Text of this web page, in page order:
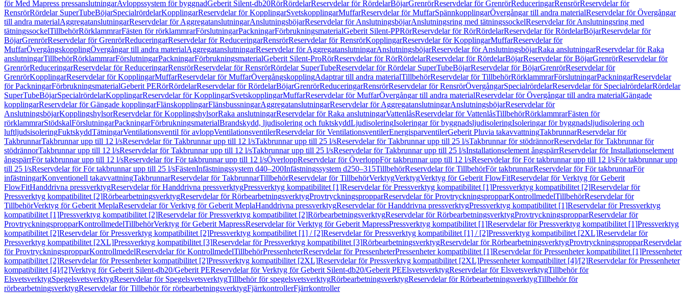
för Med Mapress pressanslutningarAvloppssystem för byggnadGeberit Silent-db20RörRördelarReservdelar för RördelarBöjarGrenrörReservdelar för GrenrörReduceringarRensrörReservdelar för
RensrörRördelar SuperTubeBöjarSpecialrördelarKopplingarReservdelar för KopplingarSvetskopplingarMuffarReservdelar för MuffarSpännkopplingarÖvergångar till andra materialReservdelar för Övergångar
till andra materialAggregatanslutningarReservdelar för AggregatanslutningarAnslutningsböjarReservdelar för AnslutningsböjarAnslutningsring med tätningssockelReservdelar för Anslutningsring med
tätningssockelTillbehörRörklammrarFästen för rörklammrarFörslutningarPackningarFörbrukningsmaterialGeberit Silent-PPRörReservdelar för RörRördelarReservdelar för RördelarBöjarReservdelar för
BöjarGrenrörReservdelar för GrenrörReduceringarReservdelar för ReduceringarRensrörReservdelar för RensrörKopplingarReservdelar för KopplingarMuffarReservdelar för
MuffarÖvergångskopplingÖvergångar till andra materialAggregatanslutningarReservdelar för AggregatanslutningarAnslutningsböjarReservdelar för AnslutningsböjarRaka anslutningarReservdelar för Raka
anslutningarTillbehörRörklammrarFörslutningarPackningarFörbrukningsmaterialGeberit Silent-ProRörReservdelar för RörRördelarReservdelar för RördelarBöjarReservdelar för BöjarGrenrörReservdelar för
GrenrörReduceringarReservdelar för ReduceringarRensrörReservdelar för RensrörRördelar SuperTubeReservdelar för Rördelar SuperTubeBöjarReservdelar för BöjarGrenrörReservdelar för
GrenrörKopplingarReservdelar för KopplingarMuffarReservdelar för MuffarÖvergångskopplingAdaptrar till andra materialTillbehörReservdelar för TillbehörRörklammrarFörslutningarPackningarReservdelar
för PackningarFörbrukningsmaterialGeberit PERörRördelarReservdelar för RördelarBöjarGrenrörReduceringarRensrörReservdelar för RensrörÖvergångarSpecialrördelarReservdelar för SpecialrördelarRördelar
SuperTubeBöjarSpecialrördelarKopplingarReservdelar för KopplingarSvetskopplingarMuffarReservdelar för MuffarÖvergångar till andra materialReservdelar för Övergångar till andra materialGängade
kopplingarReservdelar för Gängade kopplingarFlänskopplingarFlänsbussningarAggregatanslutningarReservdelar för AggregatanslutningarAnslutningsböjarReservdelar för
AnslutningsböjarKopplingshylsorReservdelar för KopplingshylsorRaka anslutningarReservdelar för Raka anslutningarVattenlåsReservdelar för VattenlåsTillbehörRörklammrarFästen för
rörklammrarStödskalFörslutningarPackningarFörbrukningsmaterialBrandskydd, ljudisolering och fuktskyddLjudisoleringIsoleringar för byggnadsljudisoleringIsoleringar för byggnadsljudisolering och
luftljudsisoleringFuktskyddTätningarVentilationsventil för avloppVentilationsventilerReservdelar för VentilationsventilerEnergisparventilerGeberit Pluvia takavvattningTakbrunnarReservdelar för
TakbrunnarTakbrunnar upp till 12 l/sReservdelar för Takbrunnar upp till 12 l/sTakbrunnar upp till 25 l/sReservdelar för Takbrunnar upp till 25 l/sTakbrunnar för stödrännorReservdelar för Takbrunnar för
stödrännorTakbrunnar upp till 12 l/sReservdelar för Takbrunnar upp till 12 l/sTakbrunnar upp till 25 l/sReservdelar för Takbrunnar upp till 25 l/sInstallationselement ångspärrReservdelar för Installationselement
ångspärrFör takbrunnar upp till 12 l/sReservdelar för För takbrunnar upp till 12 l/sÖverloppReservdelar för ÖverloppFör takbrunnar upp till 12 l/sReservdelar för För takbrunnar upp till 12 l/sFör takbrunnar upp
till 25 l/sReservdelar för För takbrunnar upp till 25 l/sFästenInfästningssystem d40–200Infästningssystem d250–315TillbehörReservdelar för TillbehörFör takbrunnarReservdelar för För takbrunnarFör
infästningarKonventionell takavvattningTakbrunnarReservdelar för TakbrunnarTillbehörReservdelar för TillbehörVerktygVerktygVerktyg för Geberit FlowFitReservdelar för Verktyg för Geberit
FlowFitHanddrivna pressverktygReservdelar för Handdrivna pressverktygPressverktyg kompatibilitet [1]Reservdelar för Pressverktyg kompatibilitet [1]Pressverktyg kompatibilitet [2]Reservdelar för
Pressverktyg kompatibilitet [2]RörbearbetningsverktygReservdelar för RörbearbetningsverktygProvtryckningspropparReservdelar för ProvtryckningspropparKontrollmedelTillbehörReservdelar för
TillbehörVerktyg för Geberit MeplaReservdelar för Verktyg för Geberit MeplaHanddrivna pressverktygReservdelar för Handdrivna pressverktygPressverktyg kompatibilitet [1]Reservdelar för Pressverktyg
kompatibilitet [1]Pressverktyg kompatibilitet [2]Reservdelar för Pressverktyg kompatibilitet [2]RörbearbetningsverktygReservdelar för RörbearbetningsverktygProvtryckningspropparReservdelar för
ProvtryckningspropparKontrollmedelTillbehörVerktyg för Geberit MapressReservdelar för Verktyg för Geberit MapressPressverktyg kompatibilitet [1]Reservdelar för Pressverktyg kompatibilitet [1]Pressverktyg
kompatibilitet [2]Reservdelar för Pressverktyg kompatibilitet [2]Pressverktyg kompatibilitet [1] / [2]Reservdelar för Pressverktyg kompatibilitet [1] / [2]Pressverktyg kompatibilitet [2XL]Reservdelar för
Pressverktyg kompatibilitet [2XL]Pressverktyg kompatibilitet [3]Reservdelar för Pressverktyg kompatibilitet [3]RörbearbetningsverktygReservdelar för RörbearbetningsverktygProvtryckningspropparReservdelar
för ProvtryckningspropparKontrollmedelReservdelar för KontrollmedelTillbehörPressenheterReservdelar för PressenheterPressenheter kompatibilitet [1]Reservdelar för Pressenheter kompatibilitet [1]Pressenheter
kompatibilitet [2]Reservdelar för Pressenheter kompatibilitet [2]Pressverktyg kompatibilitet [2XL]Reservdelar för Pressverktyg kompatibilitet [2XL]Pressenheter kompatibilitet [4]/[2]Reservdelar för Pressenheter
kompatibilitet [4]/[2]Verktyg för Geberit Silent-db20/Geberit PEReservdelar för Verktyg för Geberit Silent-db20/Geberit PEElsvetsverktygReservdelar för ElsvetsverktygTillbehör för
ElsvetsverktygSpegelsvetsverktygReservdelar för SpegelsvetsverktygTillbehör för spegelsvetsverktygRörbearbetningsverktygReservdelar för RörbearbetningsverktygTillbehör för
rörbearbetningsverktygReservdelar för Tillbehör för rörbearbetningsverktygFjärrkontrollerFjärrkontroller